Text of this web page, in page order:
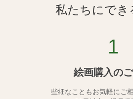
私たちにでき
1
絵画購入の
些細なこともお気軽にご